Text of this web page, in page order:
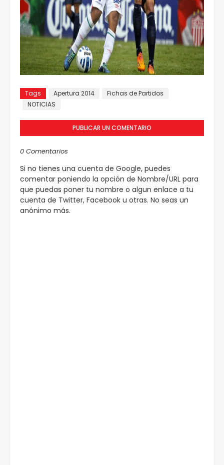
Tags Apertura 2014
Fichas de Partidos
NOTICIAS
PUBLICAR UN COMENTARIO
0 Comentarios
Si no tienes una cuenta de Google, puedes
comentar poniendo la opción de Nombre/URL para
que puedas poner tu nombre o algun enlace a tu
cuenta de Twitter, Facebook u otras. No seas un
anónimo más.